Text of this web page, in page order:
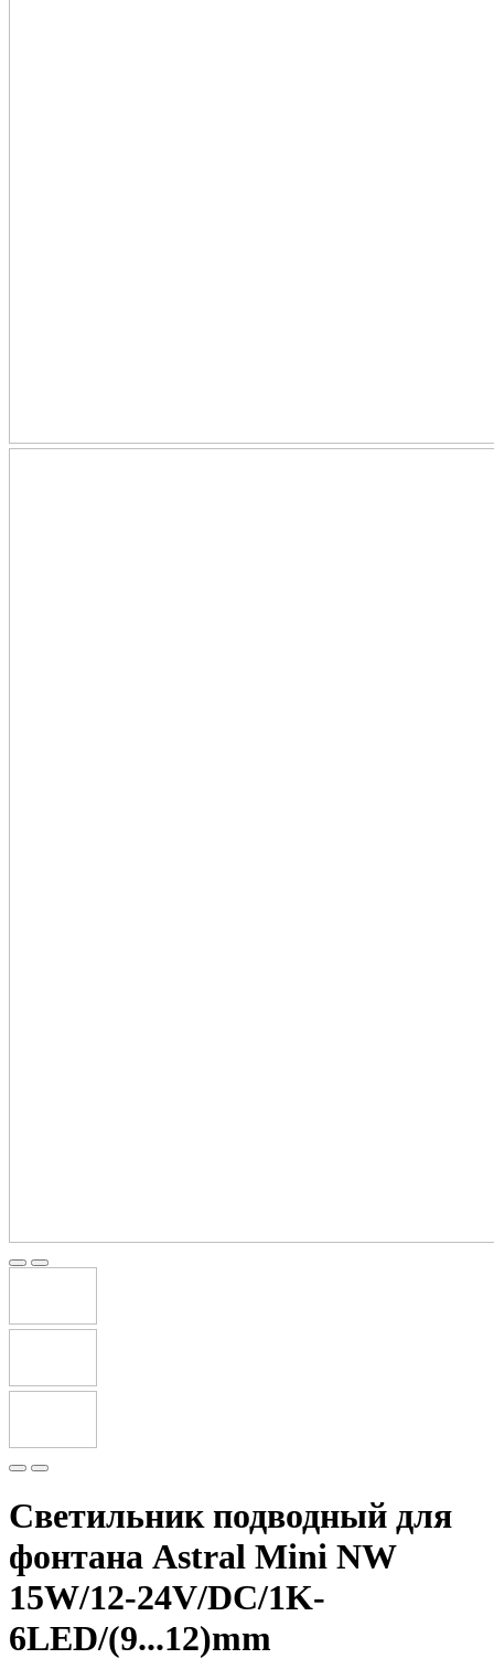
Светильник подводный для
фонтана Astral Mini NW
15W/12-24V/DC/1K-
6LED/(9...12)mm